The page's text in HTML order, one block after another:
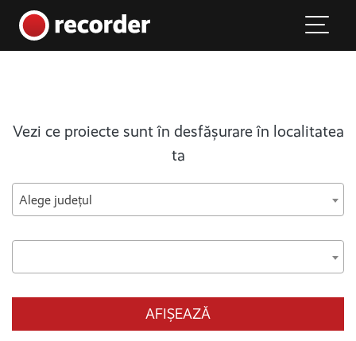
Main Navigation
Vezi ce proiecte sunt în desfășurare în localitatea
ta
Alege județul
AFIȘEAZĂ